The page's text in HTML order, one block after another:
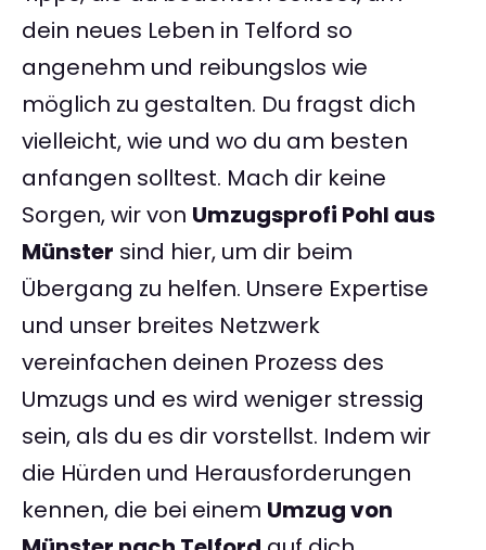
dein neues Leben in Telford so
angenehm und reibungslos wie
möglich zu gestalten. Du fragst dich
vielleicht, wie und wo du am besten
anfangen solltest. Mach dir keine
Sorgen, wir von Umzugsprofi Pohl aus
Münster sind hier, um dir beim
Übergang zu helfen. Unsere Expertise
und unser breites Netzwerk
vereinfachen deinen Prozess des
Umzugs und es wird weniger stressig
sein, als du es dir vorstellst. Indem wir
die Hürden und Herausforderungen
kennen, die bei einem Umzug von